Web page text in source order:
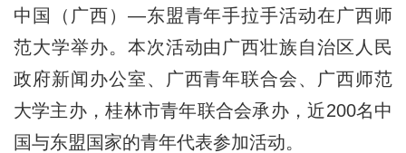
中国（广西）—东盟青年手拉手活动在广西师
范大学举办。本次活动由广西壮族自治区人民
政府新闻办公室、广西青年联合会、广西师范
大学主办，桂林市青年联合会承办，近200名中
国与东盟国家的青年代表参加活动。